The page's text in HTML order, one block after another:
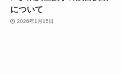
について
2026年1月15日